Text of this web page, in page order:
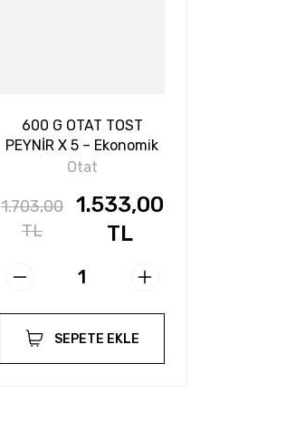
600 G OTAT TOST
PEYNİR X 5 – Ekonomik
Beşli Paket
Otat
1.703,00
TL
1.533,00
TL
SEPETE EKLE